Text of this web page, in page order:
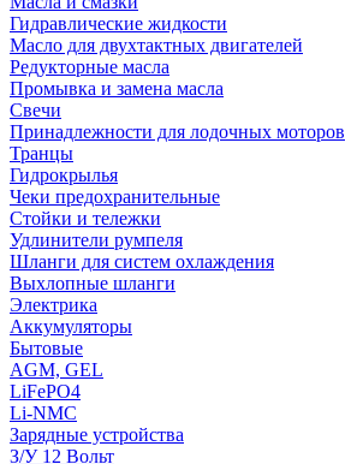
Гидравлические жидкости
Масло для двухтактных двигателей
Редукторные масла
Промывка и замена масла
Свечи
Принадлежности для лодочных моторов
Транцы
Гидрокрылья
Чеки предохранительные
Стойки и тележки
Удлинители румпеля
Шланги для систем охлаждения
Выхлопные шланги
Электрика
Аккумуляторы
Бытовые
AGM, GEL
LiFePO4
Li-NMC
Зарядные устройства
З/У 12 Вольт